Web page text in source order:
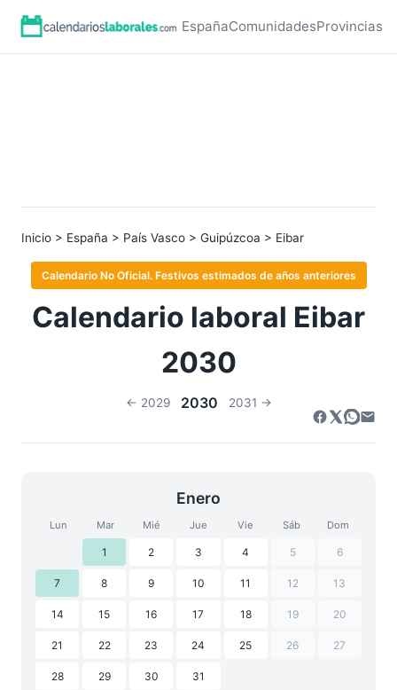
EspañaComunidadesProvincias
Inicio > España > País Vasco > Guipúzcoa > Eibar
Calendario No Oficial. Festivos estimados de años anteriores
Calendario laboral Eibar
2030
← 2029 2030 2031 →
Enero
Lun Mar Mié Jue Vie Sáb Dom
1 2 3 4 5 6
7 8 9 10 11 12 13
14 15 16 17 18 19 20
21 22 23 24 25 26 27
28 29 30 31